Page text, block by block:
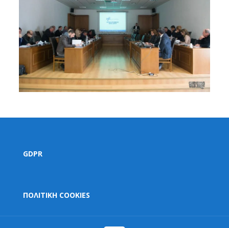
GDPR
ΠΟΛΙΤΙΚΗ COOKIES